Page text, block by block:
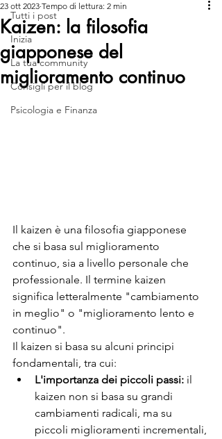
Tutti i post
Inizia
La tua community
Consigli per il blog
Psicologia e Finanza
Kaizen: la filosofia
giapponese del
miglioramento continuo
23 ott 2023 Tempo di lettura: 2 min
Il kaizen è una filosofia giapponese
che si basa sul miglioramento
continuo, sia a livello personale che
professionale. Il termine kaizen
significa letteralmente "cambiamento
in meglio" o "miglioramento lento e
continuo".
Il kaizen si basa su alcuni principi
fondamentali, tra cui:
L'importanza dei piccoli passi: il
kaizen non si basa su grandi
cambiamenti radicali, ma su
piccoli miglioramenti incrementali,